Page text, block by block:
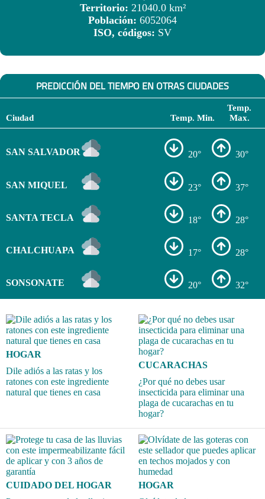
Territorio: 21040.0 km²
Población: 6052064
ISO, códigos: SV
PREDICCIÓN DEL TIEMPO EN OTRAS CIUDADES
Ciudad Temp. Min.
Temp.
Max.
SAN SALVADOR 20° 30°
SAN MIQUEL 23° 37°
SANTA TECLA 18° 28°
CHALCHUAPA 17° 28°
SONSONATE 20° 32°
HOGAR
Dile adiós a las ratas y los
ratones con este ingrediente
natural que tienes en casa
CUCARACHAS
¿Por qué no debes usar
insecticida para eliminar una
plaga de cucarachas en tu
hogar?
CUIDADO DEL HOGAR
HOGAR